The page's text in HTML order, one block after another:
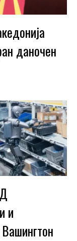
даночен
и